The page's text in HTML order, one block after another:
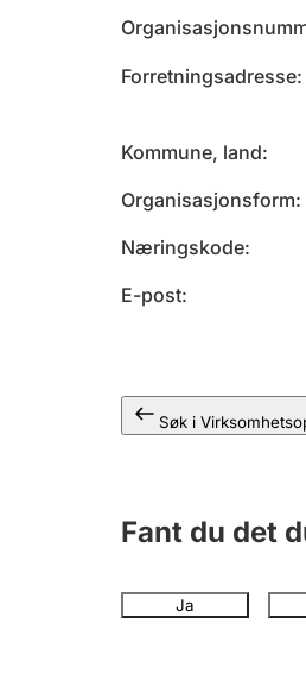
Forretningsadresse
Kommune, land
Organisasjonsform
Næringskode
E-post
Søk i
Fant du det
Ja